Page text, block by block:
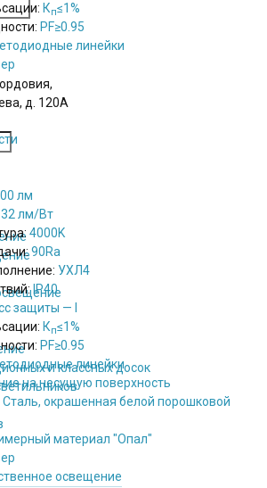
д. 120А
и классных досок
Кп≤1%
PF≥0.95
линейки
лм
лм/Вт
4000K
90Ra
УХЛ4
IP40
защиты — I
Кп≤1%
PF≥0.95
линейки
на несущую поверхность
Сталь, окрашенная белой порошковой
материал "Опал"
освещение